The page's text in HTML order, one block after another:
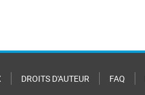
DROITS D'AUTEUR FAQ